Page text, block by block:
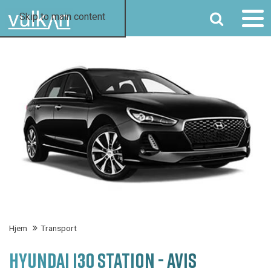
Skip to main content SØG
Hjem Transport
HYUNDAI I30 STATION - AVIS